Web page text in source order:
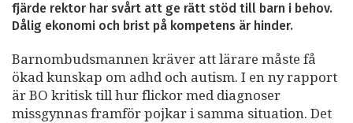
fjärde rektor har svårt att ge rätt stöd till barn i behov.
Dålig ekonomi och brist på kompetens är hinder.
Barnombudsmannen kräver att lärare måste få
ökad kunskap om adhd och autism. I en ny rapport
är BO kritisk till hur flickor med diagnoser
missgynnas framför pojkar i samma situation. Det